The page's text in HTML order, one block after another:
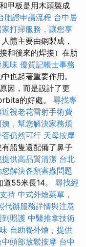
甲板是用木頭製成
胞證申請流程 台中居
家打掃服務，讓您享
體主要由鋼製成，
和後來的焊接）在肋
風味 優質記帳士事務
也起著重要作用。
因，而是設計了更
的好處。 尋找專
近視老花雷射手術費
，幫您解決家務煩
仍然可行 天母按摩
船隻還配備了鼻子
供高品質清潔 台北
解決各類害蟲問題
55米長14。 尋找經
持 中式外燴菜單，
代辦服務詳情與注意
照護 中醫推拿技術
自助餐外燴，提供
中頭部放鬆按摩 台中